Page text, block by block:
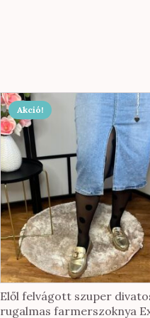
Akció!
Elől felvágott szuper
rugalmas farmerszoknya
Ennek
a
terméknek
több
variációja
van.
A
változatok
a
termékoldalon
választhatók
ki